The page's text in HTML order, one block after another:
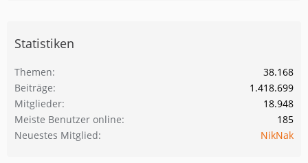
Statistiken
Themen
38.168
Beiträge
1.418.699
Mitglieder
18.948
Meiste Benutzer online
185
Neuestes Mitglied
NikNak